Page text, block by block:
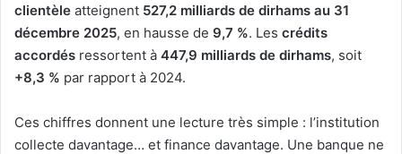
clientèle atteignent 527,2 milliards de dirhams au 31
décembre 2025, en hausse de 9,7 %. Les crédits
accordés ressortent à 447,9 milliards de dirhams, soit
+8,3 % par rapport à 2024.
Ces chiffres donnent une lecture très simple : l’institution
collecte davantage… et finance davantage. Une banque ne